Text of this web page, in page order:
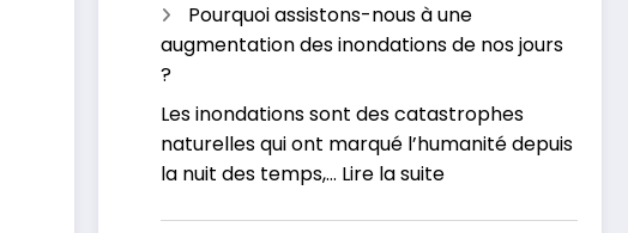
Pourquoi assistons-nous à une
augmentation des inondations de nos jours
?
Les inondations sont des catastrophes
naturelles qui ont marqué l’humanité depuis
la nuit des temps,… Lire la suite: